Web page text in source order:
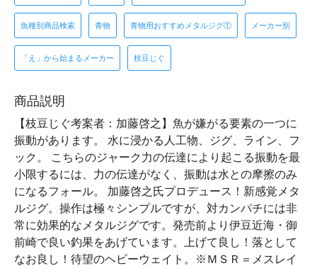
魚種別商品検索 青物 青物用おすすめメタルジグ① メーカー別
「え」から始まるメーカー 枝豆じぐ
商品説明
【枝豆じぐ考案者：加藤啓之】魚が嫌がる要素の一つに
振動があります。 水に浸かる人工物、ジグ、ライン、フ
ック。 こちらのジャーク力の伝達により起こる振動を最
小限するには、力の伝達がなく、振動は水との摩擦のみ
になるフォール。 加藤啓之氏プロデュース！新感覚メタ
ルジグ。操作は極々シンプルですが、対カンパチには非
常に効果的なメタルジグです。発売前より伊豆近海・御
前崎で良い釣果をあげています。上げて良し！落として
なお良し！待望のヘビーウェイト。※ＭＳＲ＝メスレイ